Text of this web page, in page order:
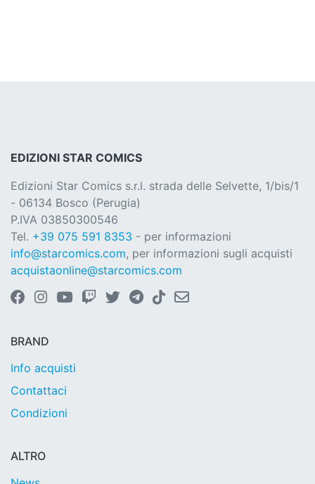
EDIZIONI STAR COMICS
Edizioni Star Comics s.r.l. strada delle Selvette, 1/bis/1
- 06134 Bosco (Perugia)
P.IVA 03850300546
Tel. +39 075 591 8353 - per informazioni
info@starcomics.com, per informazioni sugli acquisti
acquistaonline@starcomics.com
BRAND
Info acquisti
Contattaci
Condizioni
ALTRO